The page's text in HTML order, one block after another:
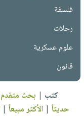
فلسفة
رحلات
علوم عسكرية
قانون
كتب | بحث متقدم
حديثاً |الأكثر مبيعاً |